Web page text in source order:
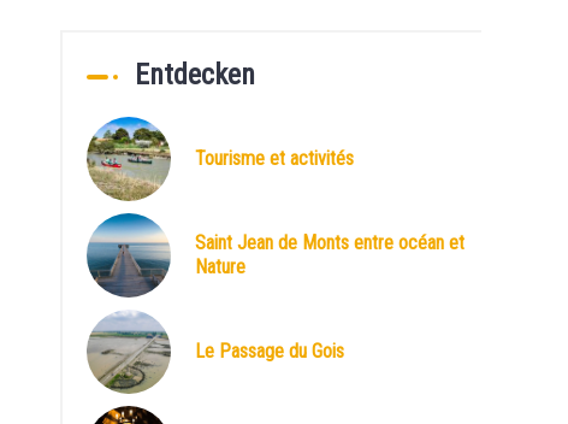
Entdecken
Tourisme et activités
Saint Jean de Monts entre océan et
Nature
Le Passage du Gois